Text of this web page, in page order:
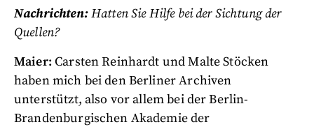
Nachrichten:Hatten Sie Hilfe bei der Sichtung der
Quellen?
Maier: Carsten Reinhardt und Malte Stöcken
haben mich bei den Berliner Archiven
unterstützt, also vor allem bei der Berlin-
Brandenburgischen Akademie der